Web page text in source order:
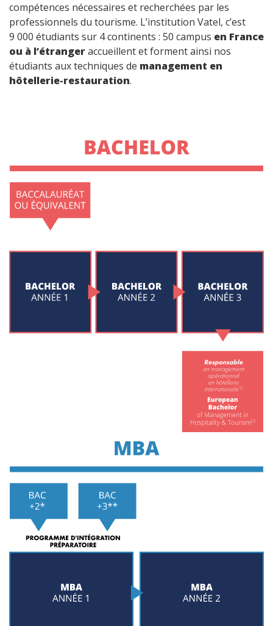
compétences nécessaires et recherchées par les
professionnels du tourisme. L’institution Vatel, c’est
9 000 étudiants sur 4 continents : 50 campus en France
ou à l’étrangeraccueillent et forment ainsi nos
étudiants aux techniques de management en
hôtellerie-restauration.